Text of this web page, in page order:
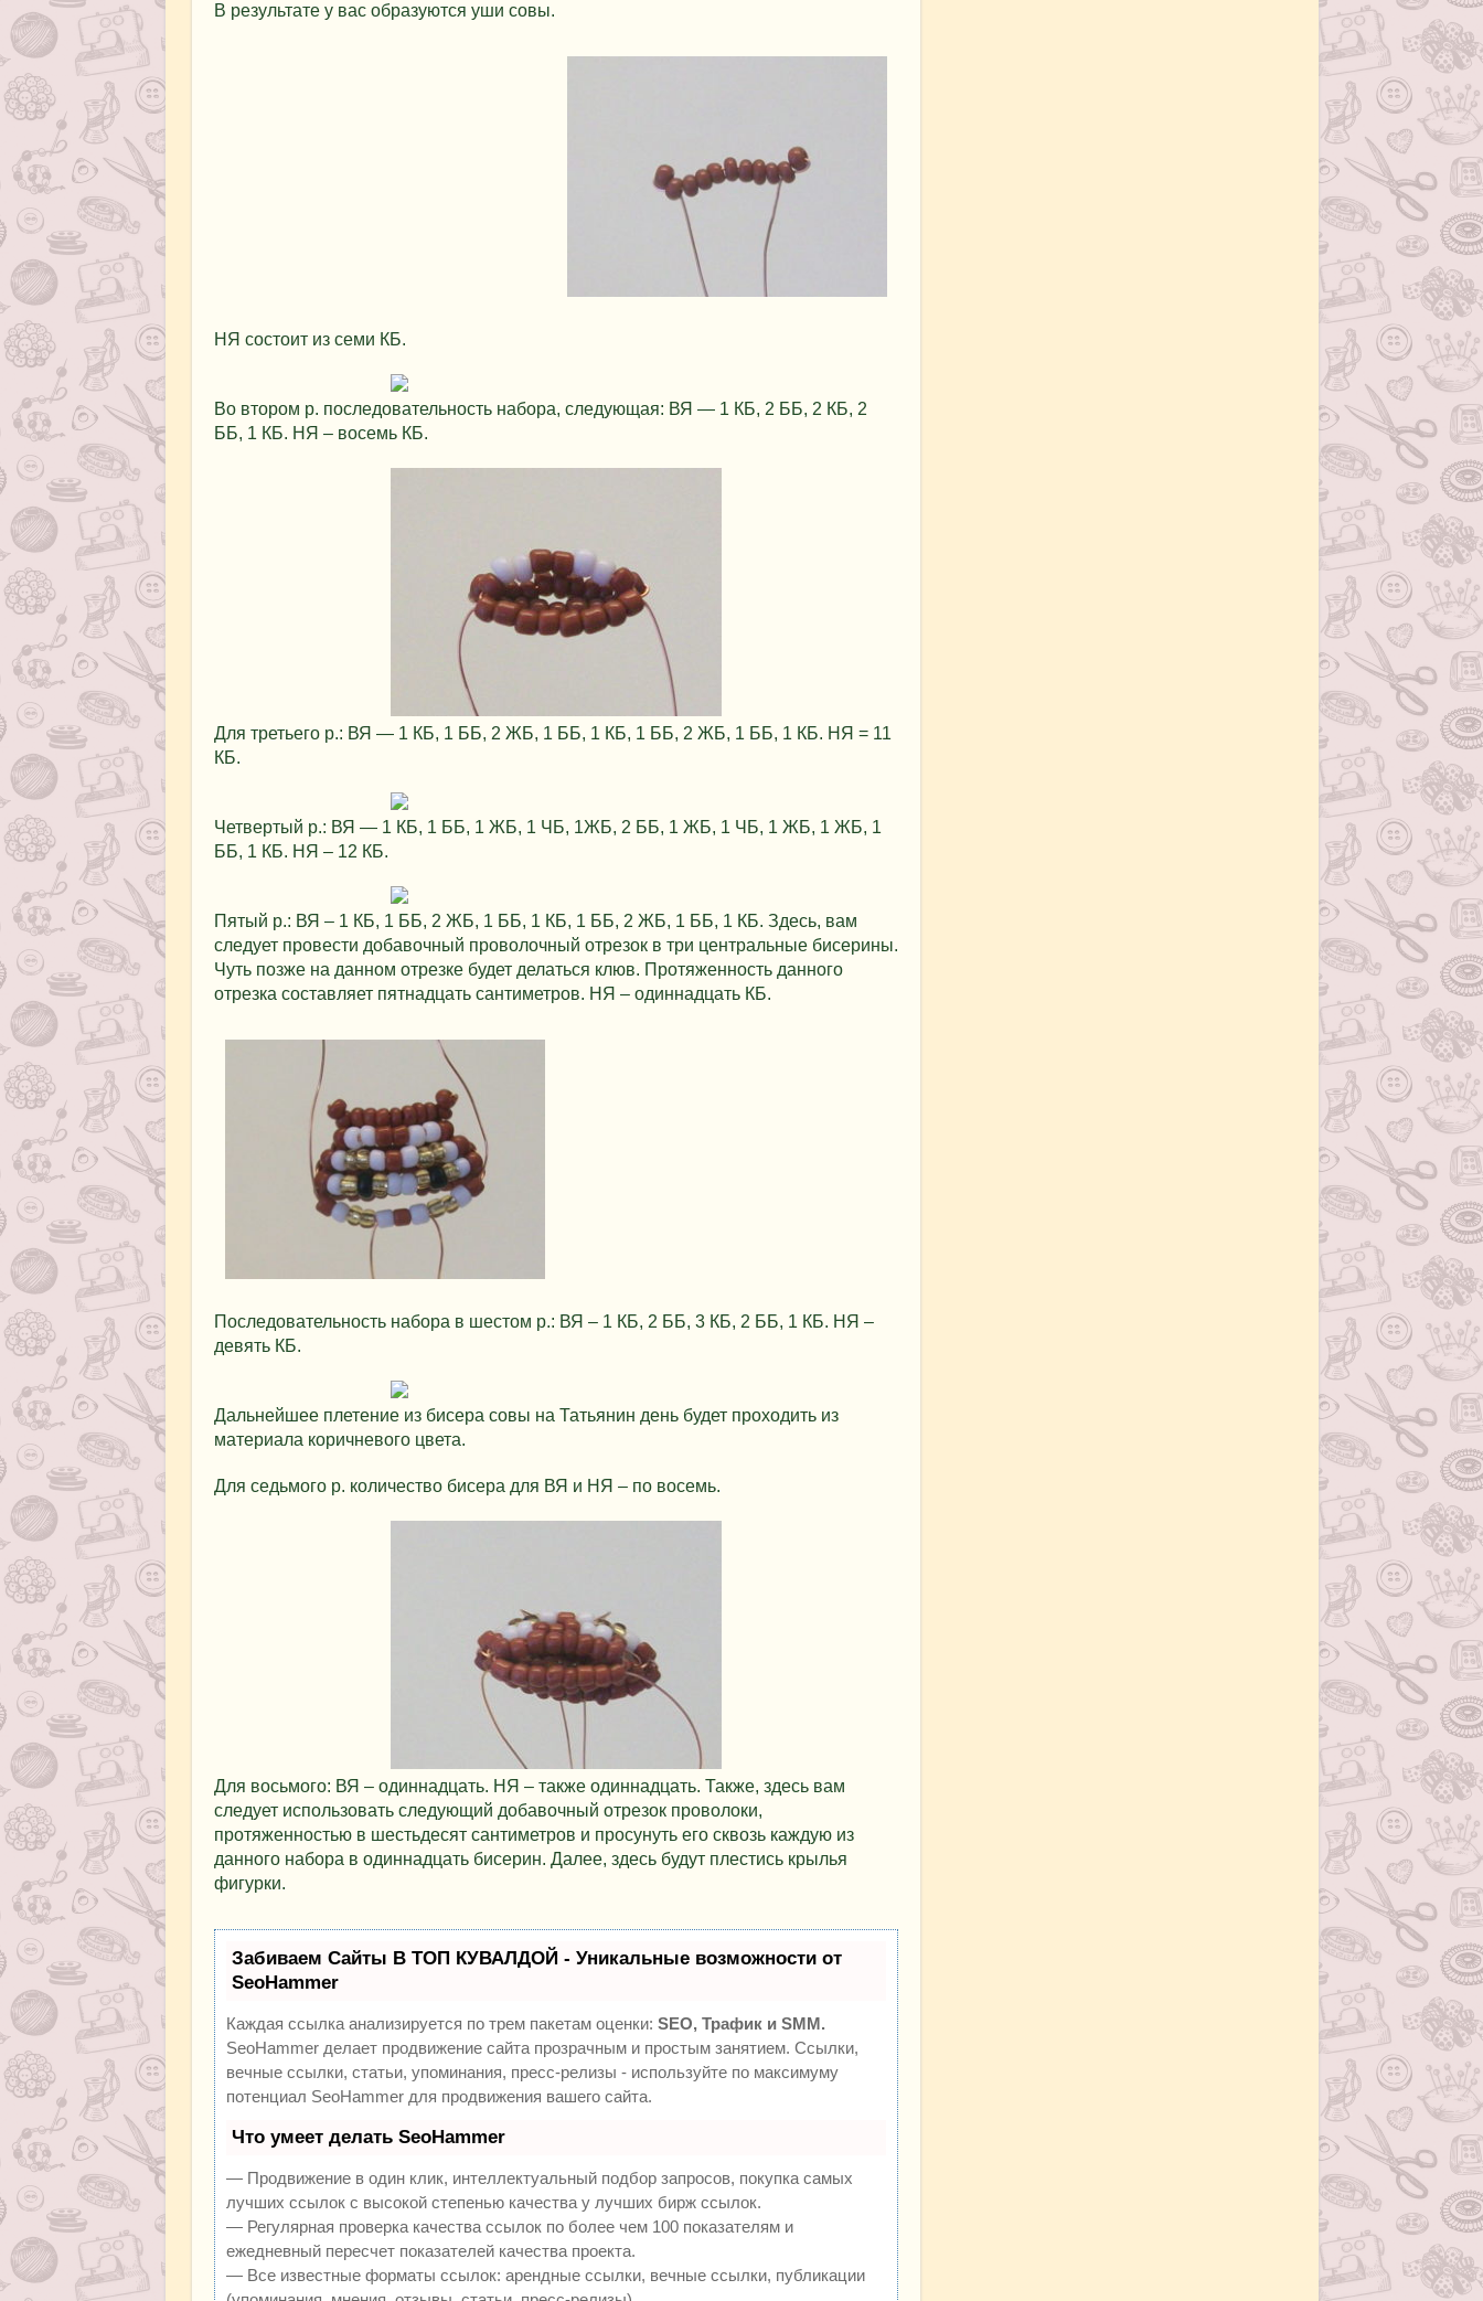
В результате у вас образуются уши совы.
НЯ состоит из семи КБ.
Во втором р. последовательность набора, следующая: ВЯ — 1 КБ, 2 ББ, 2 КБ, 2
ББ, 1 КБ. НЯ – восемь КБ.
Для третьего р.: ВЯ — 1 КБ, 1 ББ, 2 ЖБ, 1 ББ, 1 КБ, 1 ББ, 2 ЖБ, 1 ББ, 1 КБ. НЯ = 11
КБ.
Четвертый р.: ВЯ — 1 КБ, 1 ББ, 1 ЖБ, 1 ЧБ, 1ЖБ, 2 ББ, 1 ЖБ, 1 ЧБ, 1 ЖБ, 1 ЖБ, 1
ББ, 1 КБ. НЯ – 12 КБ.
Пятый р.: ВЯ – 1 КБ, 1 ББ, 2 ЖБ, 1 ББ, 1 КБ, 1 ББ, 2 ЖБ, 1 ББ, 1 КБ. Здесь, вам
следует провести добавочный проволочный отрезок в три центральные бисерины.
Чуть позже на данном отрезке будет делаться клюв. Протяженность данного
отрезка составляет пятнадцать сантиметров. НЯ – одиннадцать КБ.
Последовательность набора в шестом р.: ВЯ – 1 КБ, 2 ББ, 3 КБ, 2 ББ, 1 КБ. НЯ –
девять КБ.
Дальнейшее плетение из бисера совы на Татьянин день будет проходить из
материала коричневого цвета.
Для седьмого р. количество бисера для ВЯ и НЯ – по восемь.
Для восьмого: ВЯ – одиннадцать. НЯ – также одиннадцать. Также, здесь вам
следует использовать следующий добавочный отрезок проволоки,
протяженностью в шестьдесят сантиметров и просунуть его сквозь каждую из
данного набора в одиннадцать бисерин. Далее, здесь будут плестись крылья
фигурки.
Забиваем Сайты В ТОП КУВАЛДОЙ - Уникальные возможности от
SeoHammer
Каждая ссылка анализируется по трем пакетам оценки: SEO, Трафик и SMM.
SeoHammer делает продвижение сайта прозрачным и простым занятием. Ссылки,
вечные ссылки, статьи, упоминания, пресс-релизы - используйте по максимуму
потенциал SeoHammer для продвижения вашего сайта.
Что умеет делать SeoHammer
— Продвижение в один клик, интеллектуальный подбор запросов, покупка самых
лучших ссылок с высокой степенью качества у лучших бирж ссылок.
— Регулярная проверка качества ссылок по более чем 100 показателям и
ежедневный пересчет показателей качества проекта.
— Все известные форматы ссылок: арендные ссылки, вечные ссылки, публикации